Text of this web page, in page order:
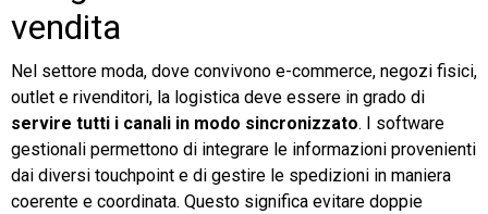
vendita
Nel settore moda, dove convivono e-commerce, negozi fisici,
outlet e rivenditori, la logistica deve essere in grado di
servire tutti i canali in modo sincronizzato. I software
gestionali permettono di integrare le informazioni provenienti
dai diversi touchpoint e di gestire le spedizioni in maniera
coerente e coordinata. Questo significa evitare doppie